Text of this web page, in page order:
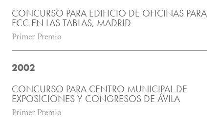
CONCURSO PARA EDIFICIO DE OFICINAS PARA
FCC EN LAS TABLAS, MADRID
Primer Premio
2002
CONCURSO PARA CENTRO MUNICIPAL DE
EXPOSICIONES Y CONGRESOS DE ÁVILA
Primer Premio